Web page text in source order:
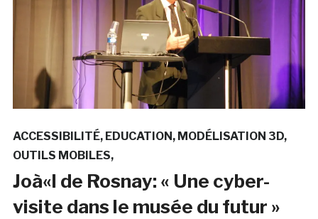
ACCESSIBILITÉ EDUCATION MODÉLISATION 3D
OUTILS MOBILES
Joà«l de Rosnay: « Une cyber-
visite dans le musée du futur »